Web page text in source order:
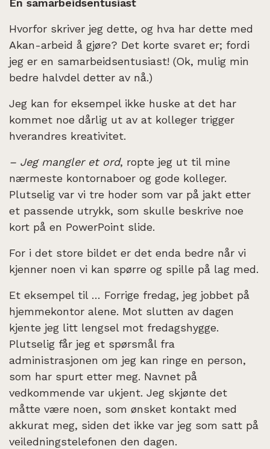
En samarbeidsentusiast
Hvorfor skriver jeg dette, og hva har dette med
Akan-arbeid å gjøre? Det korte svaret er; fordi
jeg er en samarbeidsentusiast! (Ok, mulig min
bedre halvdel detter av nå.)
Jeg kan for eksempel ikke huske at det har
kommet noe dårlig ut av at kolleger trigger
hverandres kreativitet.
– Jeg mangler et ord, ropte jeg ut til mine
nærmeste kontornaboer og gode kolleger.
Plutselig var vi tre hoder som var på jakt etter
et passende utrykk, som skulle beskrive noe
kort på en PowerPoint slide.
For i det store bildet er det enda bedre når vi
kjenner noen vi kan spørre og spille på lag med.
Et eksempel til … Forrige fredag, jeg jobbet på
hjemmekontor alene. Mot slutten av dagen
kjente jeg litt lengsel mot fredagshygge.
Plutselig får jeg et spørsmål fra
administrasjonen om jeg kan ringe en person,
som har spurt etter meg. Navnet på
vedkommende var ukjent. Jeg skjønte det
måtte være noen, som ønsket kontakt med
akkurat meg, siden det ikke var jeg som satt på
veiledningstelefonen den dagen.